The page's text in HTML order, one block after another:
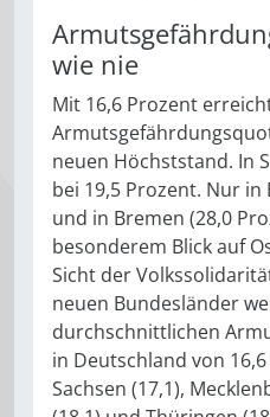
wie nie
Mit 16,6 Prozent
neuen Höchststand. In
bei 19,5 Prozent. Nur in
und in Bremen (28,0
besonderem Blick auf
Sicht der
neuen Bundesländer
durchschnittlichen
in Deutschland von
Sachsen (17,1),